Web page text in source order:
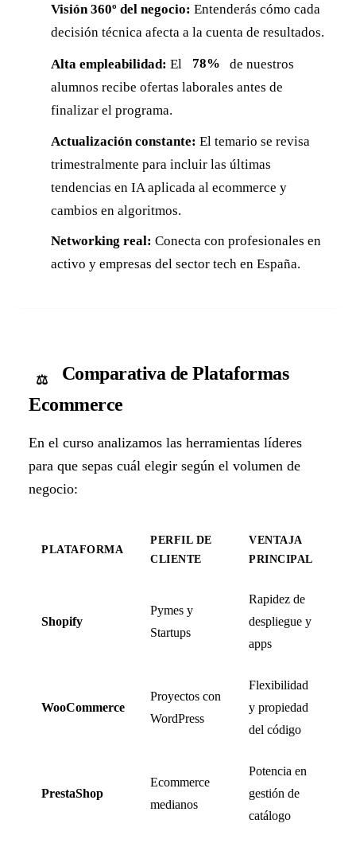
Visión 360º del negocio: Entenderás cómo cada
decisión técnica afecta a la cuenta de resultados.
Alta empleabilidad: El 78%
de nuestros
alumnos recibe ofertas laborales antes de
finalizar el programa.
Actualización constante: El temario se revisa
trimestralmente para incluir las últimas
tendencias en IA aplicada al ecommerce y
cambios en algoritmos.
Networking real: Conecta con profesionales en
activo y empresas del sector tech en España.
⚖️
Comparativa de Plataformas
Ecommerce
En el curso analizamos las herramientas líderes
para que sepas cuál elegir según el volumen de
negocio:
PLATAFORMA
PERFIL DE
CLIENTE
VENTAJA
PRINCIPAL
Shopify
Pymes y
Startups
Rapidez de
despliegue y
apps
WooCommerce
Proyectos con
WordPress
Flexibilidad
y propiedad
del código
PrestaShop
Ecommerce
medianos
Potencia en
gestión de
catálogo